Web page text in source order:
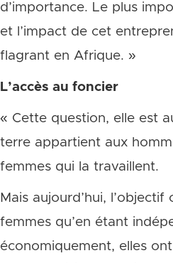
d’importance. Le plus
et l’impact de cet
flagrant en Afrique. »
L’accès au foncier
« Cette question, elle est
terre appartient aux
femmes qui la travaillent.
Mais aujourd’hui, l’objectif
femmes qu’en étant
économiquement, elles